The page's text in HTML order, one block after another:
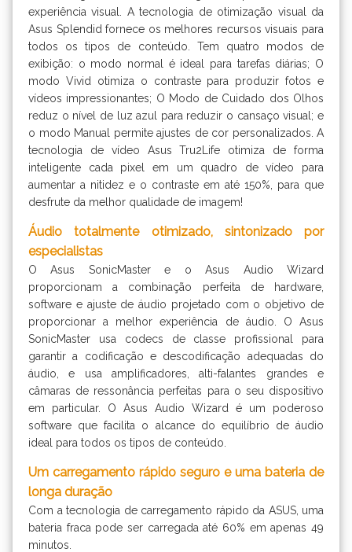
experiência visual. A tecnologia de otimização visual da
Asus Splendid fornece os melhores recursos visuais para
todos os tipos de conteúdo. Tem quatro modos de
exibição: o modo normal é ideal para tarefas diárias; O
modo Vivid otimiza o contraste para produzir fotos e
vídeos impressionantes; O Modo de Cuidado dos Olhos
reduz o nível de luz azul para reduzir o cansaço visual; e
o modo Manual permite ajustes de cor personalizados. A
tecnologia de vídeo Asus Tru2Life otimiza de forma
inteligente cada pixel em um quadro de vídeo para
aumentar a nitidez e o contraste em até 150%, para que
desfrute da melhor qualidade de imagem!
Áudio totalmente otimizado, sintonizado por
especialistas
O Asus SonicMaster e o Asus Audio Wizard
proporcionam a combinação perfeita de hardware,
software e ajuste de áudio projetado com o objetivo de
proporcionar a melhor experiência de áudio. O Asus
SonicMaster usa codecs de classe profissional para
garantir a codificação e descodificação adequadas do
áudio, e usa amplificadores, alti-falantes grandes e
câmaras de ressonância perfeitas para o seu dispositivo
em particular. O Asus Audio Wizard é um poderoso
software que facilita o alcance do equilíbrio de áudio
ideal para todos os tipos de conteúdo.
Um carregamento rápido seguro e uma bateria de
longa duração
Com a tecnologia de carregamento rápido da ASUS, uma
bateria fraca pode ser carregada até 60% em apenas 49
minutos.